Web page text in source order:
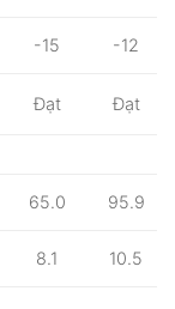
-15 -12
Đạt Đạt
65.0 95.9
8.1 10.5